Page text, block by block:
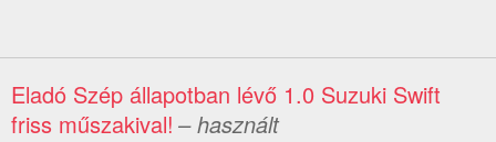
Eladó Szép állapotban lévő 1.0 Suzuki Swift
friss műszakival! – használt